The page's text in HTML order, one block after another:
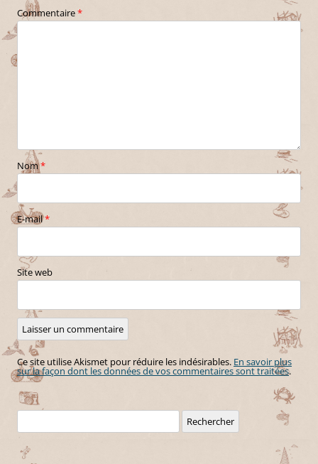
Commentaire*
Nom*
E-mail*
Site web
Ce site utilise Akismet pour réduire les indésirables. En savoir plus
sur la façon dont les données de vos commentaires sont traitées.